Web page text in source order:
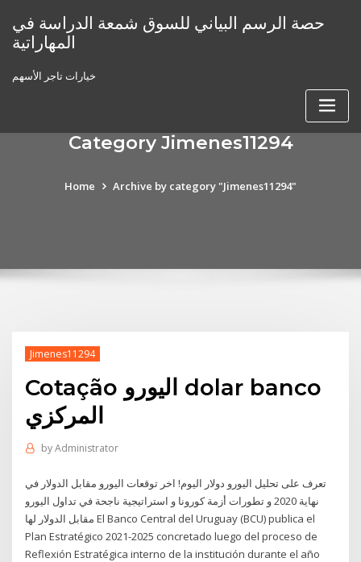
content
حصة الرسم البياني للسوق شمعة الدراسة في
المهاراتية
خيارات تاجر الأسهم
Category Jimenes11294
Home Archive by category "Jimenes11294"
Jimenes11294
Cotação اليورو dolar banco
المركزي
byAdministrator
تعرف على تحليل اليورو دولار اليوم! اخر توقعات اليورو مقابل الدولار في
نهاية 2020 و تطورات أزمة كورونا و استراتيجية ناجحة في تداول اليورو
مقابل الدولار لها El Banco Central del Uruguay (BCU) publica el
Plan Estratégico 2021-2025 concretado luego del proceso de
Reflexión Estratégica interno de la institución durante el año